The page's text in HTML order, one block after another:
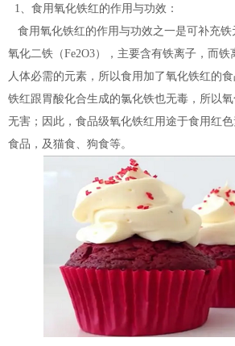
1、食用氧化铁红的作用与功效：
食用氧化铁红的作用与功效之一是可补充铁
氧化二铁（Fe2O3），主要含有铁离子，而
人体必需的元素，所以食用加了氧化铁红的
铁红跟胃酸化合生成的氯化铁也无毒，所以
无害；因此，食品级氧化铁红用途于食用红
食品，及猫食、狗食等。